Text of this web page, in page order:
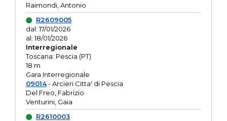
Raimondi, Antonio
R2609005
dal: 17/01/2026
al: 18/01/2026
Interregionale
Toscana: Pescia (PT)
18 m
Gara Interregionale
09014- Arcieri Citta' di Pescia
Del Freo, Fabrizio
Venturini, Gaia
R2610003